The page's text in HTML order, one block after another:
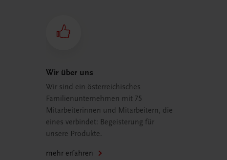
Wir über uns
Wir sind ein österreichisches
Familienunternehmen mit 75
Mitarbeiterinnen und Mitarbeitern, die
eines verbindet: Begeisterung für
unsere Produkte.
mehr erfahren